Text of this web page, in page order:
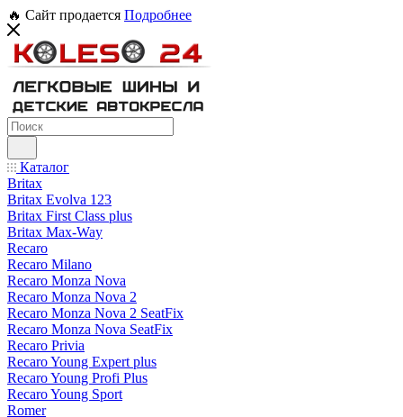
🔥 Сайт продается Подробнее
Каталог
Britax
Britax Evolva 123
Britax First Class plus
Britax Max-Way
Recaro
Recaro Milano
Recaro Monza Nova
Recaro Monza Nova 2
Recaro Monza Nova 2 SeatFix
Recaro Monza Nova SeatFix
Recaro Privia
Recaro Young Expert plus
Recaro Young Profi Plus
Recaro Young Sport
Romer